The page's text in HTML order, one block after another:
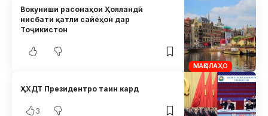
МАҚОЛАҲО
Вокуниши расонаҳои Ҳолландӣ
нисбати қатли сайёҳон дар
Тоҷикистон
ҲХДТ Президентро таин кард
3